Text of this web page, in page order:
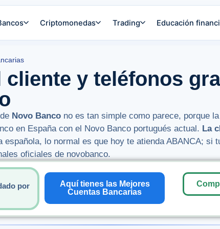
Criptomonedas Trading Educación
cliente y teléfonos
Novo Banco no es tan simple como parece, porque
en España con el Novo Banco portugués actual. La
española, lo normal es que hoy te atienda ABANCA; si
oficiales de novobanco.
por
Aquí tienes las Mejores
Cuentas Bancarias